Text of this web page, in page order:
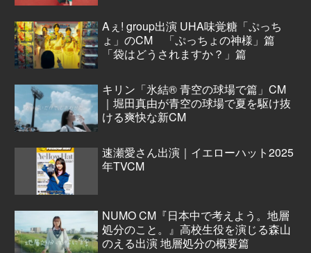
Aぇ! group出演 UHA味覚糖「ぷっち
ょ」のCM 「ぷっちょの神様」篇
「袋はどうされますか？」篇
キリン「氷結® 青空の球場で篇」CM
｜堀田真由が青空の球場で夏を駆け抜
ける爽快な新CM
速瀬愛さん出演｜イエローハット2025
年TVCM
NUMO CM『日本中で考えよう。地層
処分のこと。』高校生役を演じる森山
のえる出演 地層処分の概要篇